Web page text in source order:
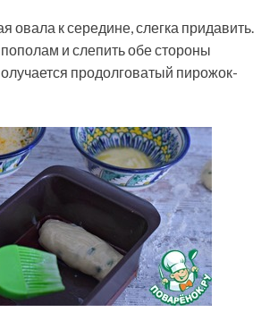
овала к середине, слегка придавить.
и слепить обе стороны
продолговатый пирожок-